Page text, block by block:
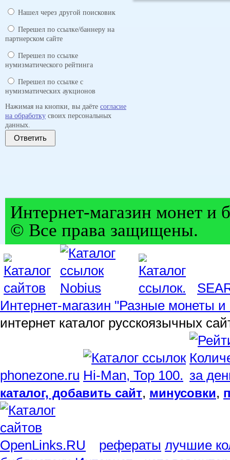
Нашел через другой поисковик
Перешел по ссылке/баннеру на
партнерском сайте
Перешел по ссылке
нумизматического рейтинга
Перешел по ссылке с
нумизматических аукционов
Нажимая на кнопки, вы даёте согласие
на обработку своих персональных
данных.
Ответить
Интернет-магазин монет и
© Все права защищены.
Интернет-магазин "Разные монеты и
интернет каталог русскоязычных
phonezone.ru
каталог, добавить сайт, минусовки,
рефераты лучшие